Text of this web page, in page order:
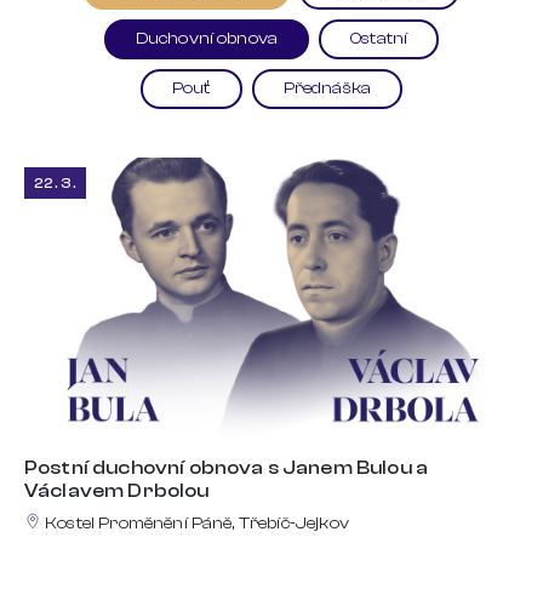
Duchovní obnova Ostatní
Pouť Přednáška
22. 3.
Postní duchovní obnova s Janem Bulou a
Václavem Drbolou
Kostel Proměnění Páně, Třebíč-Jejkov